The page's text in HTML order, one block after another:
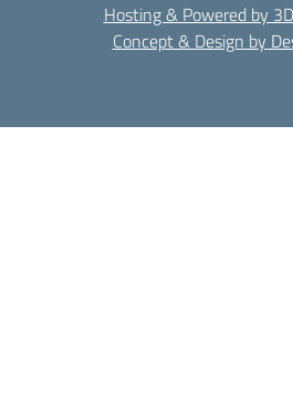
Hosting & Powered by
Concept & Design by